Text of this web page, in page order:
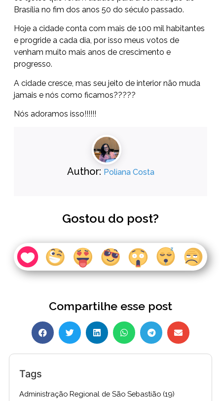
Brasília no fim dos anos 50 do século passado.
Hoje a cidade conta com mais de 100 mil habitantes
e progride a cada dia, por isso meus votos de
venham muito mais anos de crescimento e
progresso.
A cidade cresce, mas seu jeito de interior não muda
jamais e nós como ficamos?????
Nós adoramos isso!!!!!!
Author: Poliana Costa
Gostou do post?
Compartilhe esse post
Tags
Administração Regional de São Sebastião (19)